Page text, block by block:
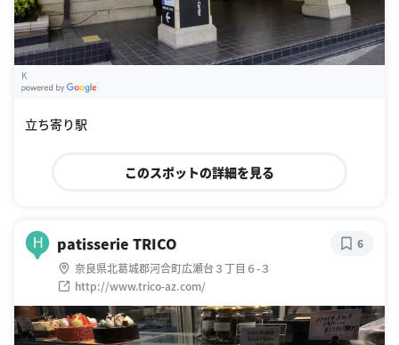
K
立ち寄り駅
このスポットの詳細を見る
H patisserie TRICO
奈良県北葛城郡河合町広瀬台３丁目６-３
http://www.trico-az.com/
6